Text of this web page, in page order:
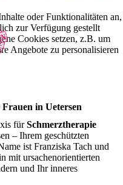
in Uetersen
fürSchmerztherapie
– Ihrem geschützten
ist Franziska Tach und
mit ursachenorientierten
und Ihr inneres
oder Funktionalitäten an,
zur Verfügung gestellt
Cookies setzen, z.B. um
Angebote zu personalisieren